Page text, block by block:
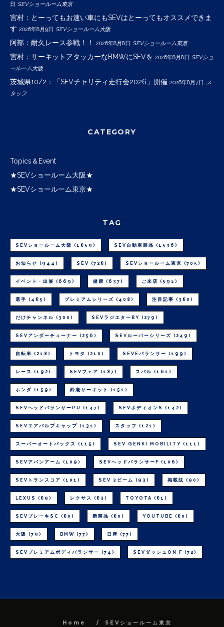
日 SEVショールーム東京
宮村：とーってもお速い車にもSEVはとーってもオススメできま
す 2026年8月9日 SEVショールーム大阪
阿部：耐久レース参戦！！ 2026年8月8日 SEVショールーム東京
宮村：サーキットアタッカーなBMWにSEVを 2026年8月8日 SEVショ
ールーム大阪
茨城県10/2：「SEVチャリティ走行会2026」開催 2026年8月7日 ス
タッフ
CATEGORY
Topics＆Event
★SEVショールーム大阪★
★SEVショールーム東京★
TAG
SEVショールーム大阪 (1859) SEV自動車製品 (1536)
お知らせ (944) SEV (728) SEVショールーム東京 (705)
イベント・出展 (669) 健康 (637) ご来店 (591)
選手 (485) プレミアムシリーズ (408) 注目記事 (380)
だけチャンネル (300) SEVラジエターBY (279)
SEVアンダーチューナー (256) SEVルーパーシリーズ (249)
自転車 (218) トヨタ (210) SEVEバランサー (199)
レース (192) SEVフェア (187) スバル (161)
ホンダ (159) 鈴鹿サーキット (151)
SEVヘッドバランサーPU (147) SEVボディオンS (142)
SEVエアバルブキャップ (131) スタッフ (121)
スーパーオートバックス (115) SEV GENKI MOBILITY (111)
SEVアバンアーム (109) SEVヘッドバランサーF (106)
SEVトランスコア (101) SEV 3ビーム (93) 掲載誌 (90)
LEXUS (89) レクサス (83) TOYOTA (81)
SEVブレーキSC (80) 新商品 (80) YOUTUBE (80)
大阪 (79) BMW (77) 日産 (77)
SEVプレミアムボディバランサー (74) SEVダッシュON F (72)
Home SEVショールーム東京